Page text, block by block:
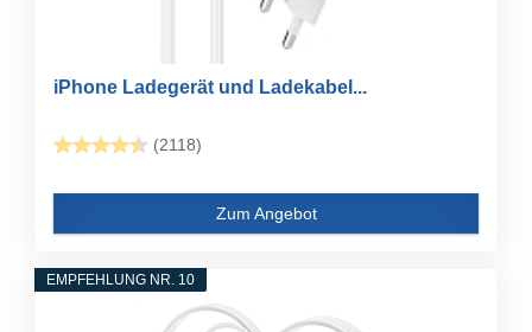
iPhone Ladegerät und Ladekabel...
(2118)
Zum Angebot
EMPFEHLUNG NR. 10